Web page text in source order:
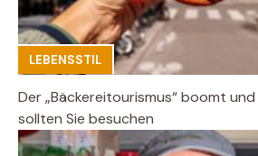
LEBENSSTIL
Der „Bäckereitourismus“ boomt
sollten Sie besuchen